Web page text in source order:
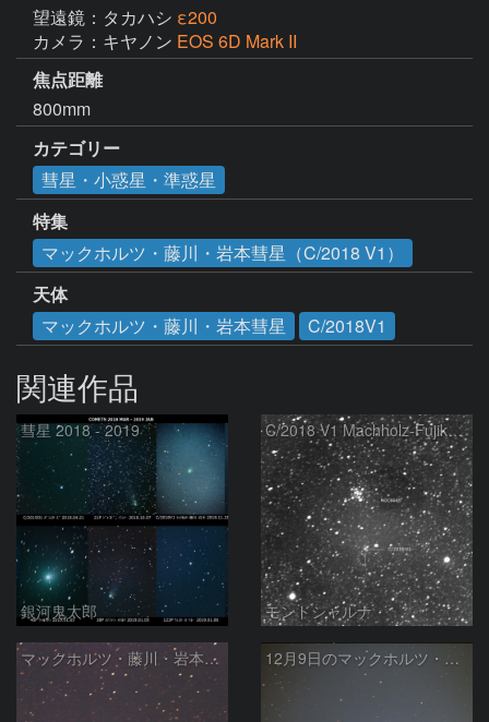
望遠鏡：タカハシ ε200
カメラ：キヤノン EOS 6D Mark II
焦点距離
800mm
カテゴリー
彗星・小惑星・準惑星
特集
マックホルツ・藤川・岩本彗星（C/2018 V1）
天体
マックホルツ・藤川・岩本彗星
C/2018V1
関連作品
彗星 2018 - 2019
銀河鬼太郎
C/2018 V1 Machholz-Fujikawa-Iwamoto and NGC6649
モンドシャルナ
マックホルツ・藤川・岩本彗星 12月9日のマックホルツ・藤川・岩本彗星 (C/2018 V1)